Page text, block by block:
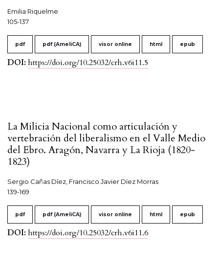
Emilia Riquelme
105-137
pdf pdf (AmeliCA) visor online html epub
DOI: https://doi.org/10.25032/crh.v6i11.5
La Milicia Nacional como articulación y
vertebración del liberalismo en el Valle Medio
del Ebro. Aragón, Navarra y La Rioja (1820-
1823)
Sergio Cañas Díez, Francisco Javier Díez Morras
139-169
pdf pdf (AmeliCA) visor online html epub
DOI: https://doi.org/10.25032/crh.v6i11.6